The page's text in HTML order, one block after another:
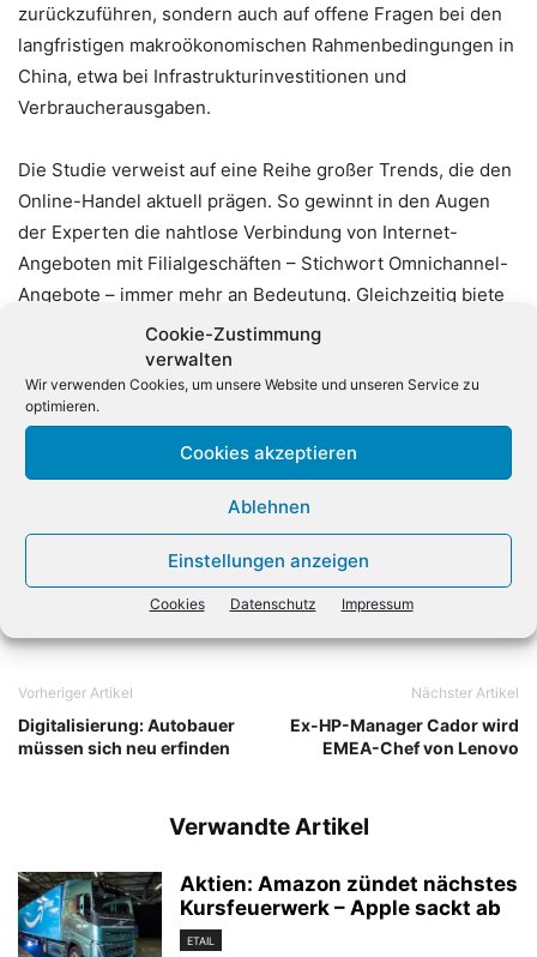
Cookie-Zustimmung
verwalten
Wir verwenden Cookies, um unsere Website und unseren Service zu
optimieren.
Cookies akzeptieren
Ablehnen
Einstellungen anzeigen
Cookies Datenschutz Impressum
zurückzuführen, sondern auch auf offene Fragen bei den
langfristigen makroökonomischen Rahmenbedingungen in
China, etwa bei Infrastrukturinvestitionen und
Verbraucherausgaben.
Die Studie verweist auf eine Reihe großer Trends, die den
Online-Handel aktuell prägen. So gewinnt in den Augen
der Experten die nahtlose Verbindung von Internet-
Angeboten mit Filialgeschäften – Stichwort Omnichannel-
Angebote – immer mehr an Bedeutung. Gleichzeitig biete
E-Commerce großen Onlinehändlern die Chance, sich
rasch international neue Märke zu erschließen. In vielen
Schwellenländern mit hohen Wachstumsraten sei das
Internet heute die sicherste und schnellste Möglichkeit,
Produkte von internationalen Markenunternehmen zu
erwerben. (dpa)
Vorheriger Artikel
Digitalisierung: Autobauer
müssen sich neu erfinden
Nächster Artikel
Ex-HP-Manager Cador wird
EMEA-Chef von Lenovo
Verwandte Artikel
Aktien: Amazon zündet nächstes
Kursfeuerwerk – Apple sackt ab
ETAIL